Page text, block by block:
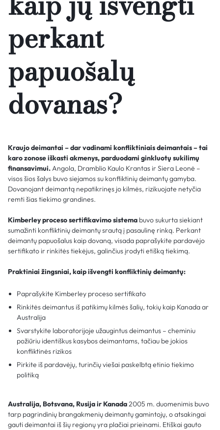
perkant
papuošalų
dovanas?
Kraujo deimantai – dar vadinami konfliktiniais deimantais – tai
karo zonose iškasti akmenys, parduodami ginkluotų sukilimų
finansavimui.Angola, Dramblio Kaulo Krantas ir Siera Leonė –
visos šios šalys buvo siejamos su konfliktinių deimantų gamyba.
Dovanojant deimantą nepatikrinęs jo kilmės, rizikuojate netyčia
remti šias tiekimo grandines.
Kimberley proceso sertifikavimo sistema buvo sukurta siekiant
sumažinti konfliktinių deimantų srautą į pasaulinę rinką. Perkant
deimantų papuošalus kaip dovaną, visada paprašykite pardavėjo
sertifikato ir rinkitės tiekėjus, galinčius įrodyti etišką tiekimą.
Praktiniai žingsniai, kaip išvengti konfliktinių deimantų:
Paprašykite Kimberley proceso sertifikato
Rinkitės deimantus iš patikimų kilmės šalių, tokių kaip Kanada ar
Australija
Svarstykite laboratorijoje užaugintus deimantus – cheminiu
požiūriu identiškus kasybos deimantams, tačiau be jokios
konfliktinės rizikos
Pirkite iš pardavėjų, turinčių viešai paskelbtą etinio tiekimo
politiką
Australija, Botsvana, Rusija ir Kanada2005 m. duomenimis buvo
tarp pagrindinių brangakmenių deimantų gamintojų, o atsakingai
gauti deimantai iš šių regionų yra plačiai prieinami. Etiškai gauto